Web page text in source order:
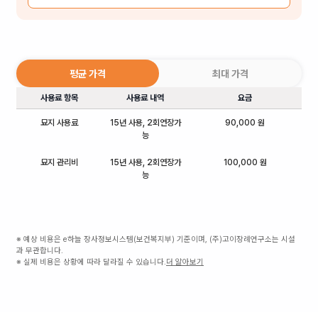
평균 가격 최대 가격
사용료 항목 사용료 내역 요금
묘지 사용료
15년 사용, 2회연장가
능
90,000 원
묘지 관리비
15년 사용, 2회연장가
능
100,000 원
※ 예상 비용은 e하늘 장사정보시스템(보건복지부) 기준이며, (주)고이장례연구소는 시설
과 무관합니다.
※ 실제 비용은 상황에 따라 달라질 수 있습니다.더 알아보기